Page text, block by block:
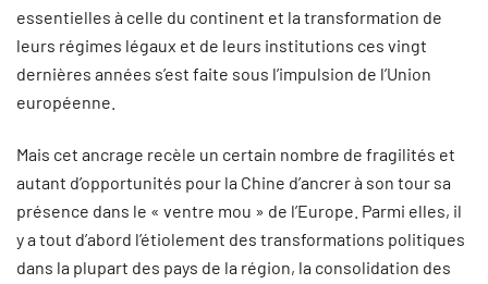
essentielles à celle du continent et la transformation de
leurs régimes légaux et de leurs institutions ces vingt
dernières années s’est faite sous l’impulsion de l’Union
européenne.
Mais cet ancrage recèle un certain nombre de fragilités et
autant d’opportunités pour la Chine d’ancrer à son tour sa
présence dans le « ventre mou » de l’Europe. Parmi elles, il
y a tout d’abord l’étiolement des transformations politiques
dans la plupart des pays de la région, la consolidation des